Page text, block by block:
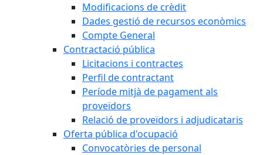
Modificacions de crèdit
Dades gestió de recursos econòmics
Compte General
Contractació pública
Licitacions i contractes
Perfil de contractant
Període mitjà de pagament als
proveïdors
Relació de proveïdors i adjudicataris
Oferta pública d'ocupació
Convocatòries de personal